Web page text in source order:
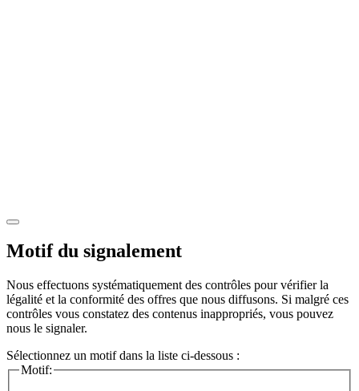
Motif du signalement
Nous effectuons systématiquement des contrôles pour vérifier la
légalité et la conformité des offres que nous diffusons. Si malgré ces
contrôles vous constatez des contenus inappropriés, vous pouvez
nous le signaler.
Sélectionnez un motif dans la liste ci-dessous :
Motif: